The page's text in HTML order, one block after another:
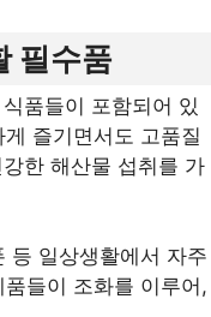
필수품
품들이 포함되어 있
즐기면서도 고품질
한 해산물 섭취를 가
등 일상생활에서 자주
들이 조화를 이루어,